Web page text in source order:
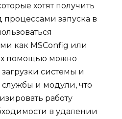
хотят получить
запуска в
как MSConfig или
помощью можно
системы и
и модули, что
работу
в удалении